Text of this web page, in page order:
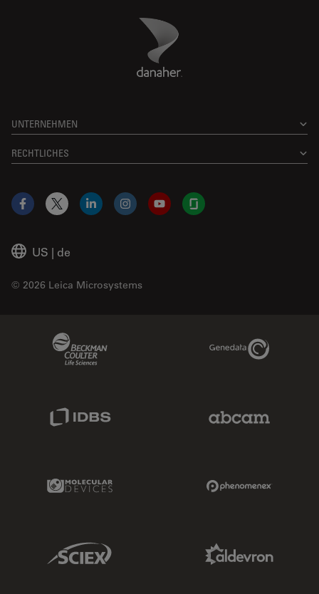
Danaher Logo
UNTERNEHMEN
RECHTLICHES
US | de
© 2026 Leica Microsystems
Facebook
X LinkedInInstagramYouTubeGlassdoor
Genedata Link
Molecular Devices Link
Sciex Link